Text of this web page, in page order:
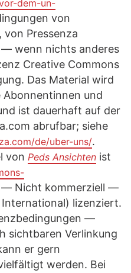
dem-un-
von
von Pressenza
wenn nichts anderes
Creative Commons
Das Material wird
Abonnentinnen und
ist dauerhaft auf der
abrufbar; siehe
de/uber-uns/.
von Peds Ansichtenist
― Nicht kommerziell ―
lizenziert.
―
sichtbaren Verlinkung
er gern
werden. Bei